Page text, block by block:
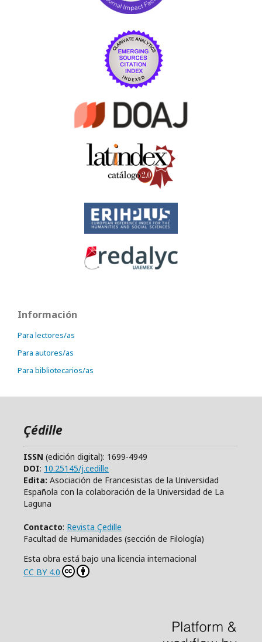
Información
Para lectores/as
Para autores/as
Para bibliotecarios/as
Çédille
ISSN (edición digital): 1699-4949
DOI: 10.25145/j.cedille
Edita: Asociación de Francesistas de la Universidad
Española con la colaboración de la Universidad de La
Laguna
Contacto: Revista Çedille
Facultad de Humanidades (sección de Filología)
Esta obra está bajo una licencia internacional
CC BY 4.0